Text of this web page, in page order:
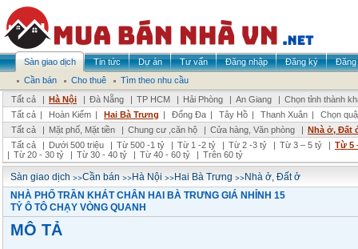
Sàn giao dịch Tin tức Dự án Tư vấn Đăng nhập Đăng ký
Đăng
Cần bán
Cho thuê
Tìm theo nhu cầu
Tất cả
| Hà Nội | Đà Nẵng | TP HCM | Hải Phòng | An Giang | Chọn tỉnh thành
Tất cả | Hoàn Kiếm | Hai Bà Trưng | Đống Đa | Tây Hồ | Thanh Xuân |
Chọn
Tất cả
| Mặt phố, Mặt tiền | Chung cư ,căn hộ | Cửa hàng, Văn phòng | Nhà ở, Đất
Tất cả
| Dưới 500 triệu | Từ 500 -1 tỷ | Từ 1 -2 tỷ | Từ 2 -3 tỷ | Từ 3 – 5 tỷ | Từ 5
| Từ 20 - 30 tỷ | Từ 30 - 40 tỷ | Từ 40 - 60 tỷ | Trên 60 tỷ
Sàn giao dịch >>Cần bán >>Hà Nội >>Hai Bà Trưng >>Nhà ở, Đất ở
NHÀ PHỐ TRẦN KHÁT CHÂN HAI BÀ TRƯNG GIÁ NHỈNH 15
TỶ Ô TÔ CHẠY VÒNG QUANH
MÔ TẢ